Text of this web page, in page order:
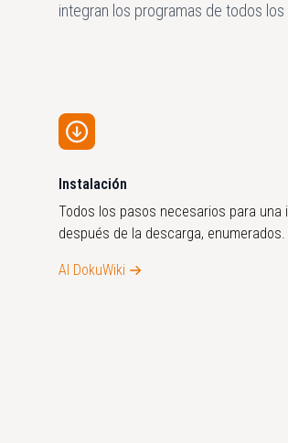
integran los programas de todos los
Instalación
Todos los pasos necesarios para una
después de la descarga, enumerados.
Al DokuWiki